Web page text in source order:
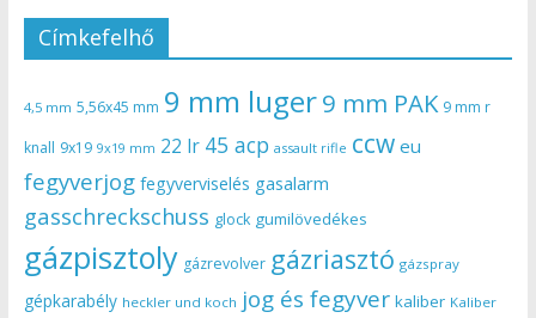
Címkefelhő
4,5 mm 5,56x45 mm 9 mm luger9 mm PAK 9 mm r
knall 9x19 9x19 mm 22 lr 45 acp assault rifle ccw eu
fegyverjog fegyverviselés gasalarm
gasschreckschuss glock gumilövedékes
gázpisztoly gázrevolver gázriasztó gázspray
gépkarabély heckler und koch jog és fegyver kaliber Kaliber